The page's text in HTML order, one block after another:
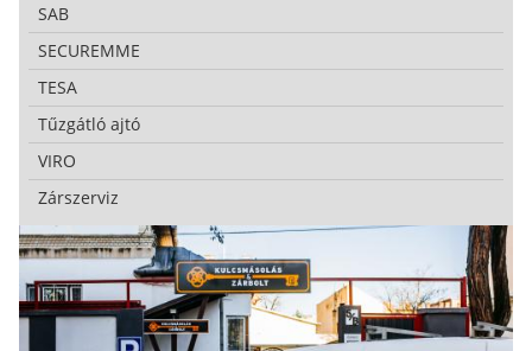
SAB
SECUREMME
TESA
Tűzgátló ajtó
VIRO
Zárszerviz